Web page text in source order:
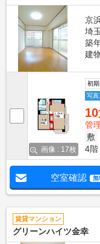
京
埼
築
建
画像 : 17枚
初
写真
10
管
敷
4階
空室確認 無
賃貸マンション
グリーンハイツ金幸